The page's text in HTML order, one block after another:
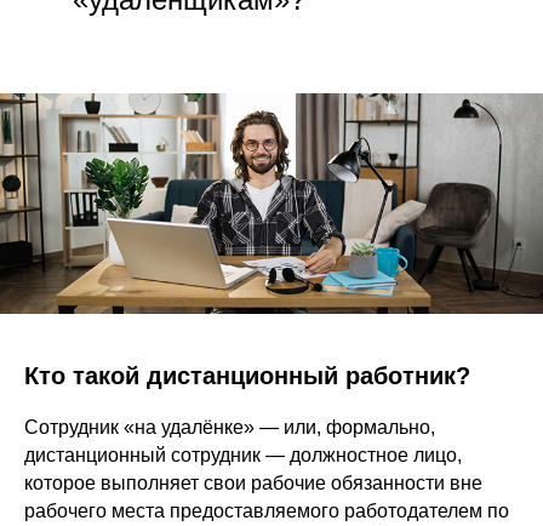
Кто такой дистанционный работник?
Сотрудник «на удалёнке» — или, формально,
дистанционный сотрудник — должностное лицо,
которое выполняет свои рабочие обязанности вне
рабочего места предоставляемого работодателем по